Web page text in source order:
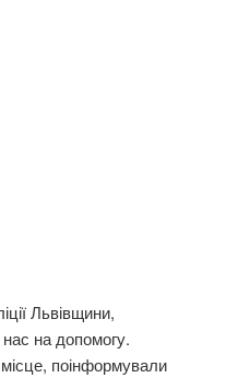
Львівщини,
на допомогу.
поінформували